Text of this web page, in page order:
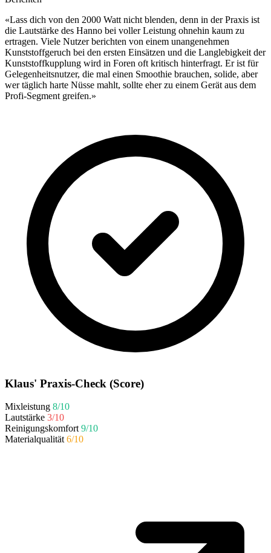
«Lass dich von den 2000 Watt nicht blenden, denn in der Praxis ist
die Lautstärke des Hanno bei voller Leistung ohnehin kaum zu
ertragen. Viele Nutzer berichten von einem unangenehmen
Kunststoffgeruch bei den ersten Einsätzen und die Langlebigkeit der
Kunststoffkupplung wird in Foren oft kritisch hinterfragt. Er ist für
Gelegenheitsnutzer, die mal einen Smoothie brauchen, solide, aber
wer täglich harte Nüsse mahlt, sollte eher zu einem Gerät aus dem
Profi-Segment greifen.»
Klaus' Praxis-Check (Score)
Mixleistung 8/10
Lautstärke 3/10
Reinigungskomfort 9/10
Materialqualität 6/10